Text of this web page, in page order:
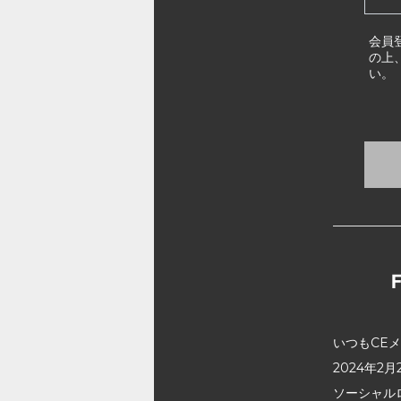
会員
の上
い。
いつもCE
2024年2月
ソーシャ